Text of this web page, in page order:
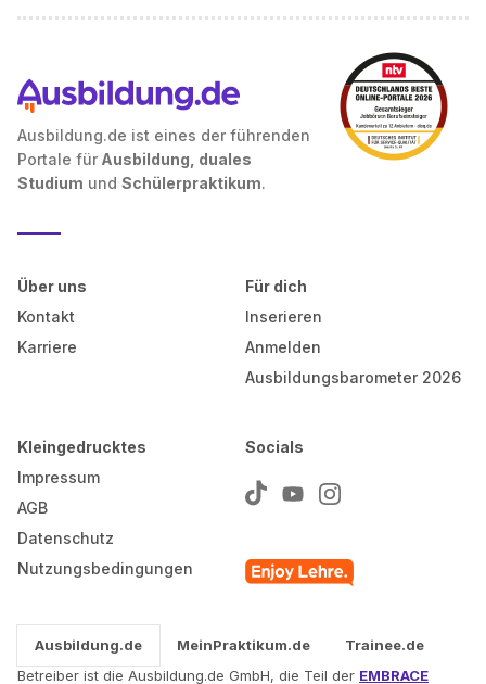
Ausbildung.de ist eines der führenden
Portale für Ausbildung, duales
Studium und Schülerpraktikum.
Über uns
Kontakt
Karriere
Für dich
Inserieren
Anmelden
Ausbildungsbarometer 2026
Kleingedrucktes
Impressum
AGB
Datenschutz
Nutzungsbedingungen
Socials
Ausbildung.de MeinPraktikum.de
Trainee.de
Betreiber ist die Ausbildung.de GmbH, die Teil der EMBRACE